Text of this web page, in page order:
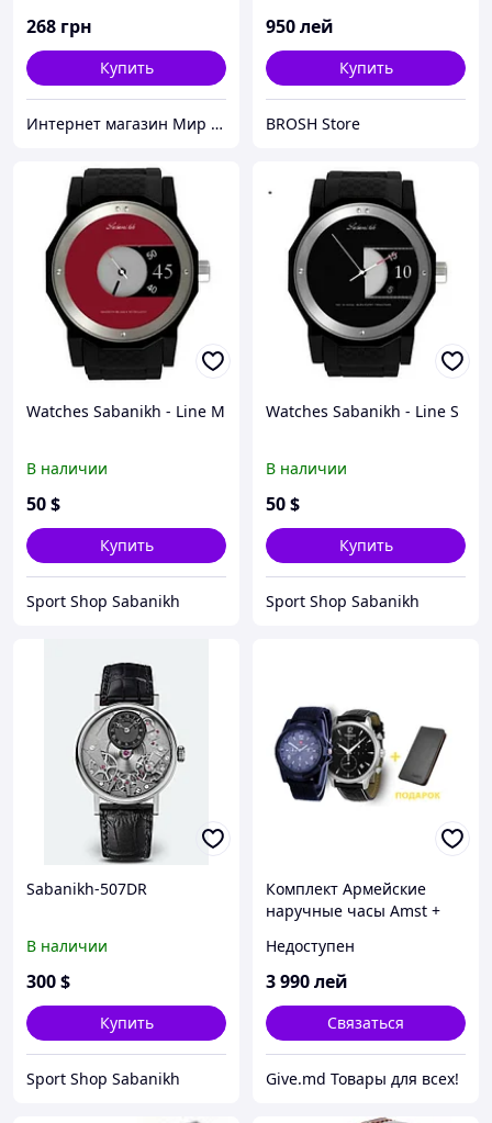
268 грн
Купить
Интернет магазин Мир стендов. Товары из Украины
950лей
Купить
BROSH Store
Watches Sabanikh - Line M
В наличии
50$
Купить
Sport Shop Sabanikh
Watches Sabanikh - Line S
В наличии
50$
Купить
Sport Shop Sabanikh
Sabanikh-507DR
В наличии
300$
Купить
Sport Shop Sabanikh
Комплект Армейские
наручные часы Amst +
Business
Недоступен
3 990лей
Связаться
Give.md Товары для всех!